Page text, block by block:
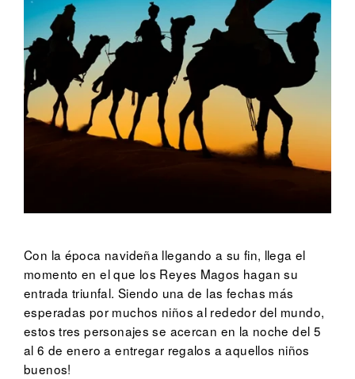
Con la época navideña llegando a su fin, llega el
momento en el que los Reyes Magos hagan su
entrada triunfal. Siendo una de las fechas más
esperadas por muchos niños al rededor del mundo,
estos tres personajes se acercan en la noche del 5
al 6 de enero a entregar regalos a aquellos niños
buenos!